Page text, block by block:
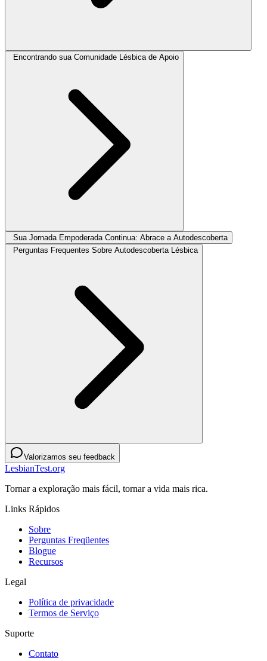
Encontrando sua Comunidade Lésbica de Apoio
Sua Jornada Empoderada Continua: Abrace a Autodescoberta
Perguntas Frequentes Sobre Autodescoberta Lésbica
Valorizamos seu feedback
LesbianTest.org
Tornar a exploração mais fácil, tornar a vida mais rica.
Links Rápidos
Sobre
Perguntas Freqüentes
Blogue
Recursos
Legal
Política de privacidade
Termos de Serviço
Suporte
Contato